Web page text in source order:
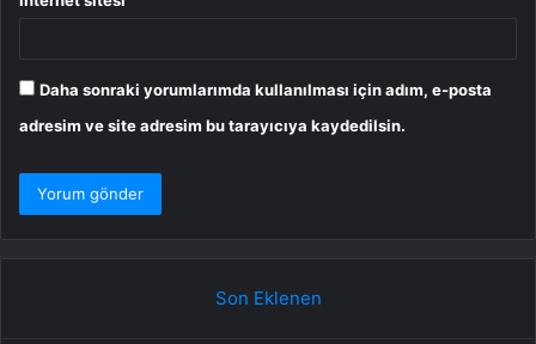
Daha sonraki yorumlarımda kullanılması için adım, e-posta
adresim ve site adresim bu tarayıcıya kaydedilsin.
Son Eklenen